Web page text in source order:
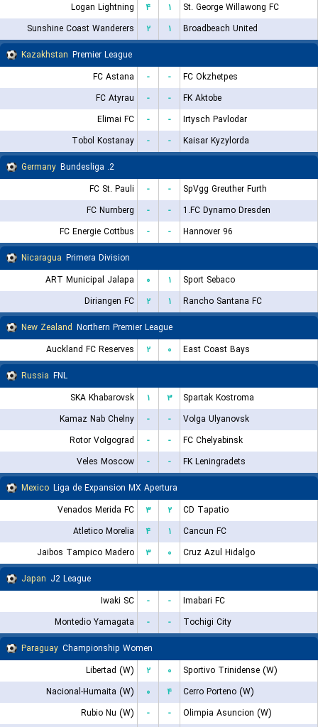
Logan Lightning
۴ ۱
St. George Willawong FC
Sunshine Coast Wanderers
۲ ۱
Broadbeach United
Kazakhstan Premier League
FC Astana
- -
FC Okzhetpes
FC Atyrau
- -
FK Aktobe
Elimai FC
- -
Irtysch Pavlodar
Tobol Kostanay
- -
Kaisar Kyzylorda
Germany
2. Bundesliga
FC St. Pauli
- -
SpVgg Greuther Furth
FC Nurnberg
- -
1.FC Dynamo Dresden
FC Energie Cottbus
- -
Hannover 96
Nicaragua Primera Division
ART Municipal Jalapa
۰ ۱
Sport Sebaco
Diriangen FC
۲ ۱
Rancho Santana FC
New Zealand Northern Premier League
Auckland FC Reserves
۲ ۰
East Coast Bays
Russia FNL
SKA Khabarovsk
۱ ۳
Spartak Kostroma
Kamaz Nab Chelny
- -
Volga Ulyanovsk
Rotor Volgograd
- -
FC Chelyabinsk
Veles Moscow
- -
FK Leningradets
Mexico Liga de Expansion MX Apertura
Venados Merida FC
۳ ۲
CD Tapatio
Atletico Morelia
۴ ۱
Cancun FC
Jaibos Tampico Madero
۳ ۰
Cruz Azul Hidalgo
Japan J2 League
Iwaki SC
- -
Imabari FC
Montedio Yamagata
- -
Tochigi City
Paraguay Championship Women
Libertad (W)
۲ ۰
Sportivo Trinidense (W)
Nacional-Humaita (W)
۰ ۴
Cerro Porteno (W)
Rubio Nu (W)
- -
Olimpia Asuncion (W)